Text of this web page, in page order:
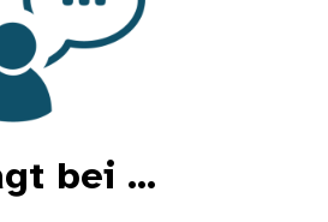
bei ...